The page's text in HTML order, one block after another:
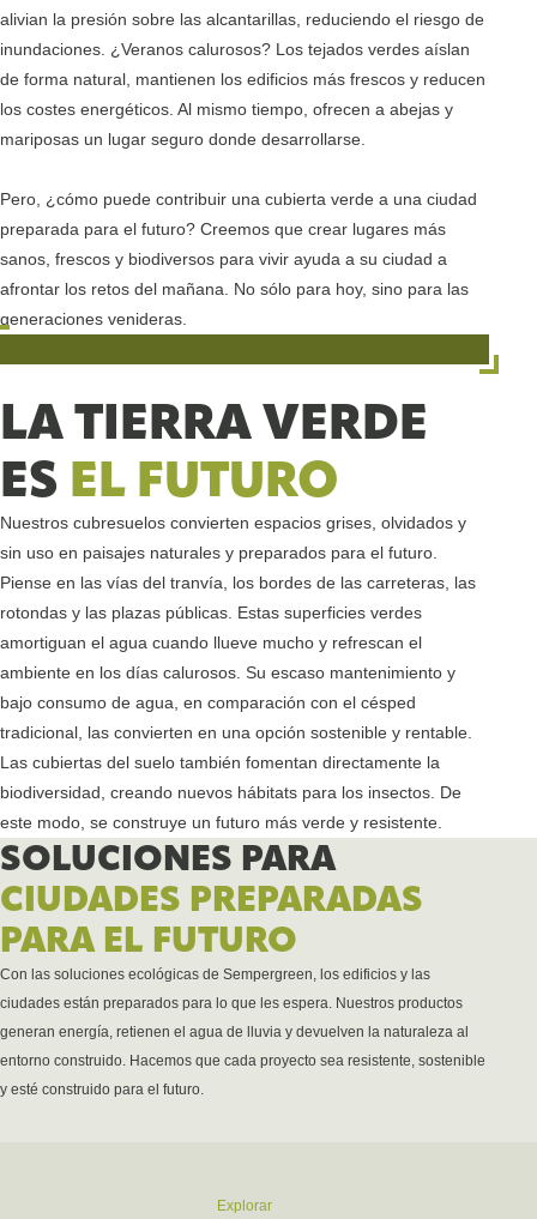
alivian la presión sobre las alcantarillas, reduciendo el riesgo de
inundaciones. ¿Veranos calurosos? Los tejados verdes aíslan
de forma natural, mantienen los edificios más frescos y reducen
los costes energéticos. Al mismo tiempo, ofrecen a abejas y
mariposas un lugar seguro donde desarrollarse.
Pero, ¿cómo puede contribuir una cubierta verde a una ciudad
preparada para el futuro? Creemos que crear lugares más
sanos, frescos y biodiversos para vivir ayuda a su ciudad a
afrontar los retos del mañana. No sólo para hoy, sino para las
generaciones venideras.
LA TIERRA VERDE
ES EL FUTURO
Nuestros cubresuelos convierten espacios grises, olvidados y
sin uso en paisajes naturales y preparados para el futuro.
Piense en las vías del tranvía, los bordes de las carreteras, las
rotondas y las plazas públicas. Estas superficies verdes
amortiguan el agua cuando llueve mucho y refrescan el
ambiente en los días calurosos. Su escaso mantenimiento y
bajo consumo de agua, en comparación con el césped
tradicional, las convierten en una opción sostenible y rentable.
Las cubiertas del suelo también fomentan directamente la
biodiversidad, creando nuevos hábitats para los insectos. De
este modo, se construye un futuro más verde y resistente.
SOLUCIONES PARA
CIUDADES PREPARADAS
PARA EL FUTURO
Con las soluciones ecológicas de Sempergreen, los edificios y las
ciudades están preparados para lo que les espera. Nuestros productos
generan energía, retienen el agua de lluvia y devuelven la naturaleza al
entorno construido. Hacemos que cada proyecto sea resistente, sostenible
y esté construido para el futuro.
Explorar